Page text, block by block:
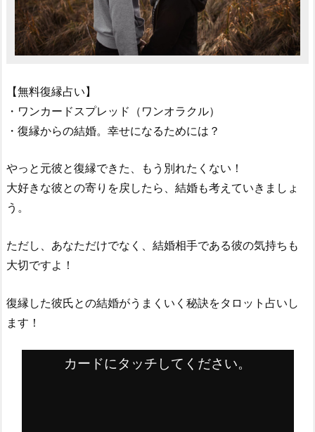
【無料復縁占い】
・ワンカードスプレッド（ワンオラクル）
・復縁からの結婚。幸せになるためには？
やっと元彼と復縁できた、もう別れたくない！
大好きな彼との寄りを戻したら、結婚も考えていきましょ
う。
ただし、あなただけでなく、結婚相手である彼の気持ちも
大切ですよ！
復縁した彼氏との結婚がうまくいく秘訣をタロット占いし
ます！
カードにタッチしてください。